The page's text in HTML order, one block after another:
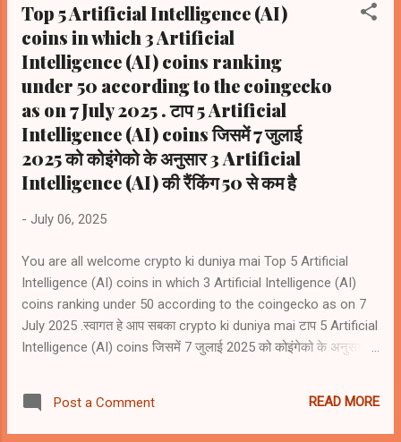
Top 5 Artificial Intelligence (AI)
coins in which 3 Artificial
Intelligence (AI) coins ranking
under 50 according to the coingecko
as on 7 July 2025 . टाप 5 Artificial
Intelligence (AI) coins जिसमें 7 जुलाई
2025 को कोइंगेको के अनुसार 3 Artificial
Intelligence (AI) की रैंकिंग 50 से कम है
- July 06, 2025
You are all welcome crypto ki duniya mai Top 5 Artificial
Intelligence (AI) coins in which 3 Artificial Intelligence (AI)
coins ranking under 50 according to the coingecko as on 7
July 2025 .स्वागत हे आप सबका crypto ki duniya mai टाप 5 Artificial
Intelligence (AI) coins जिसमें 7 जुलाई 2025 को कोइंगेको के अनुसार 3
Internet Computer (ICP) #rank47 4) Artificial
Superintelligence Alliance (FET) #rank59 5) Render (RENDER)
Post a Comment READ MORE